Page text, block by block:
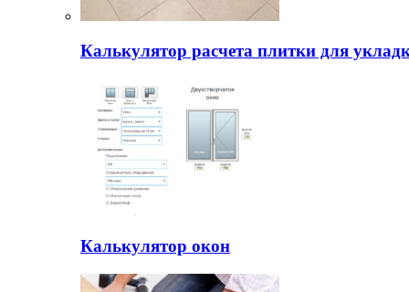
Калькулятор расчета плитки для
Калькулятор окон